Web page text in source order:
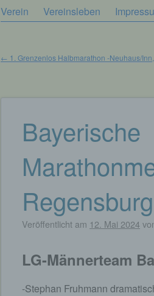
Zum
Verein Vereinsleben
← 1. Grenzenlos Halbmarathon -Neuhaus/
Bayerische
Veröffentlicht am 12. Mai 2024
LG-Männerteam
-Stephan Fruhmann